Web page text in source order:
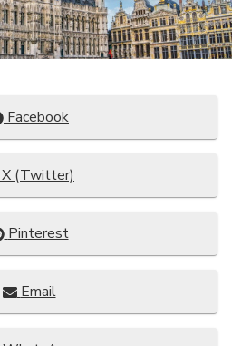
Compartir
en
Facebook
Compartir
en
X (Twitter)
Compartir
en
Pinterest
Compartir
en
Email